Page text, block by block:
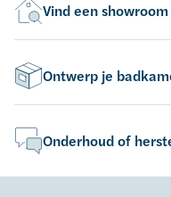
Vind een showroom
Ontwerp je
Onderhoud of